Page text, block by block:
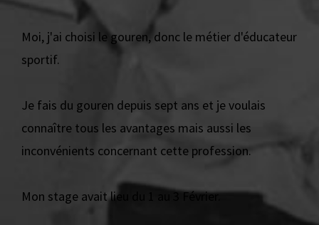
Moi, j'ai choisi le gouren, donc le métier d'éducateur
sportif.
Je fais du gouren depuis sept ans et je voulais
connaître tous les avantages mais aussi les
inconvénients concernant cette profession.
Mon stage avait lieu du 1 au 3 Février.